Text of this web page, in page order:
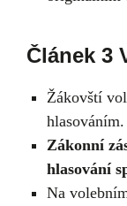
Článek 3
Žákovští
hlasováním.
Zákonní
hlasování
Na